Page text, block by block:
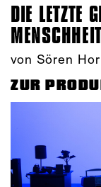
DIE LETZTE
MENSCHHEIT
von Sören
ZUR